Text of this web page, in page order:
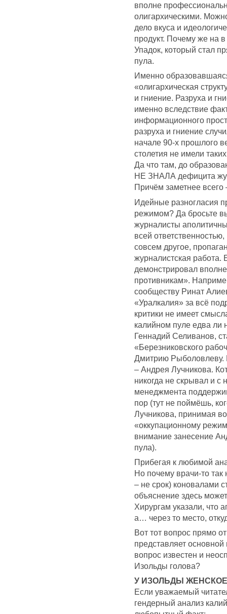
вполне
олигархическими.
дело вкуса и
продукт. Почему же на
Упадок, который стал
пула.
Именно
«олигархическая
и гниение. Разруха и
именно вследствие
информационного
разруха и гниение
начале 90-х прошлого
столетия не имели
Да что там, до
НЕ ЗНАЛА дефицита
Причём заметнее всего
Идейные разногласия
режимом? Да бросьте
журналисты
всей
совсем другое,
журналистская работа.
демонстрировал
противникам».
сообществу Ринат
«Уралкалия» за всё
критики не имеет
калийном пуле едва ли
Геннадий Селиванов,
«Березниковского
Дмитрию Рыболовлеву.
– Андрея Лучникова.
никогда не скрывал и с
менеджмента
пор (тут не поймёшь,
Лучникова, принимая
«оккупационному
внимание занесение
пула).
Прибегая к любимой
Но почему врачи-то
– не срок) коновалами
объяснение здесь
Хирургам указали, что
а… через то место,
Вот тот вопрос прямо
представляет
вопрос известен и
Изольды голова?
У ИЗОЛЬДЫ
Если уважаемый
гендерный анализ